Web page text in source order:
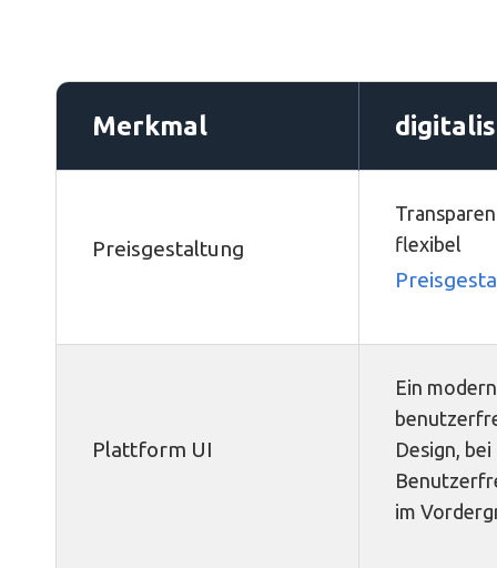
Merkmal
Preisgestaltung
flexibel
Plattform UI
Ein
Design,
im